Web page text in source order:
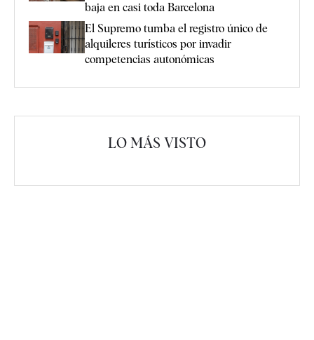
baja en casi toda Barcelona
El Supremo tumba el registro único de
alquileres turísticos por invadir
competencias autonómicas
LO MÁS VISTO